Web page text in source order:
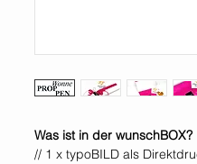
Was ist in der wunschBOX?
// 1 x typoBILD als